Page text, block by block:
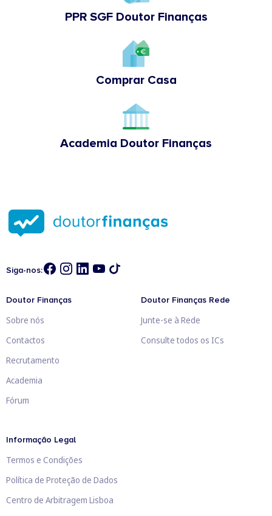
PPR SGF Doutor Finanças
Comprar Casa
Academia Doutor Finanças
Siga-nos:
Doutor Finanças
Sobre nós
Contactos
Recrutamento
Academia
Fórum
Doutor Finanças Rede
Junte-se à Rede
Consulte todos os ICs
Informação Legal
Termos e Condições
Política de Proteção de Dados
Centro de Arbitragem Lisboa